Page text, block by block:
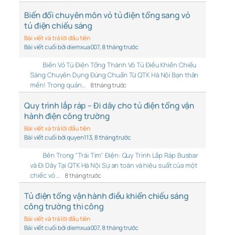
Biến đổi chuyên môn vỏ tủ điện tổng sang vỏ
tủ điện chiếu sáng
Bài viết và trả lời đầu tiên
Bài viết cuối bởi diemxua007, 8 tháng trước
Biến Vỏ Tủ Điện Tổng Thành Vỏ Tủ Điều Khiển Chiếu
Sáng Chuyên Dụng Đúng Chuẩn Từ QTK Hà Nội Bạn thân
mến! Trong quản… 8 tháng trước
Quy trình lắp ráp – Đi dây cho tủ điện tổng vận
hành điện công trường
Bài viết và trả lời đầu tiên
Bài viết cuối bởi quyen113, 8 tháng trước
Bên Trong "Trái Tim" Điện: Quy Trình Lắp Ráp Busbar
và Đi Dây Tại QTK Hà Nội Sự an toàn và hiệu suất của một
chiếc vỏ …
8 tháng trước
Tủ điện tổng vận hành điều khiển chiếu sáng
công trường thi công
Bài viết và trả lời đầu tiên
Bài viết cuối bởi diemxua007, 8 tháng trước